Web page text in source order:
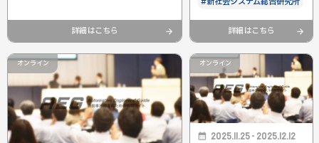
詳細はこちら 詳細はこちら
オンライン オンライン
2025.11.25 - 2025.12.12